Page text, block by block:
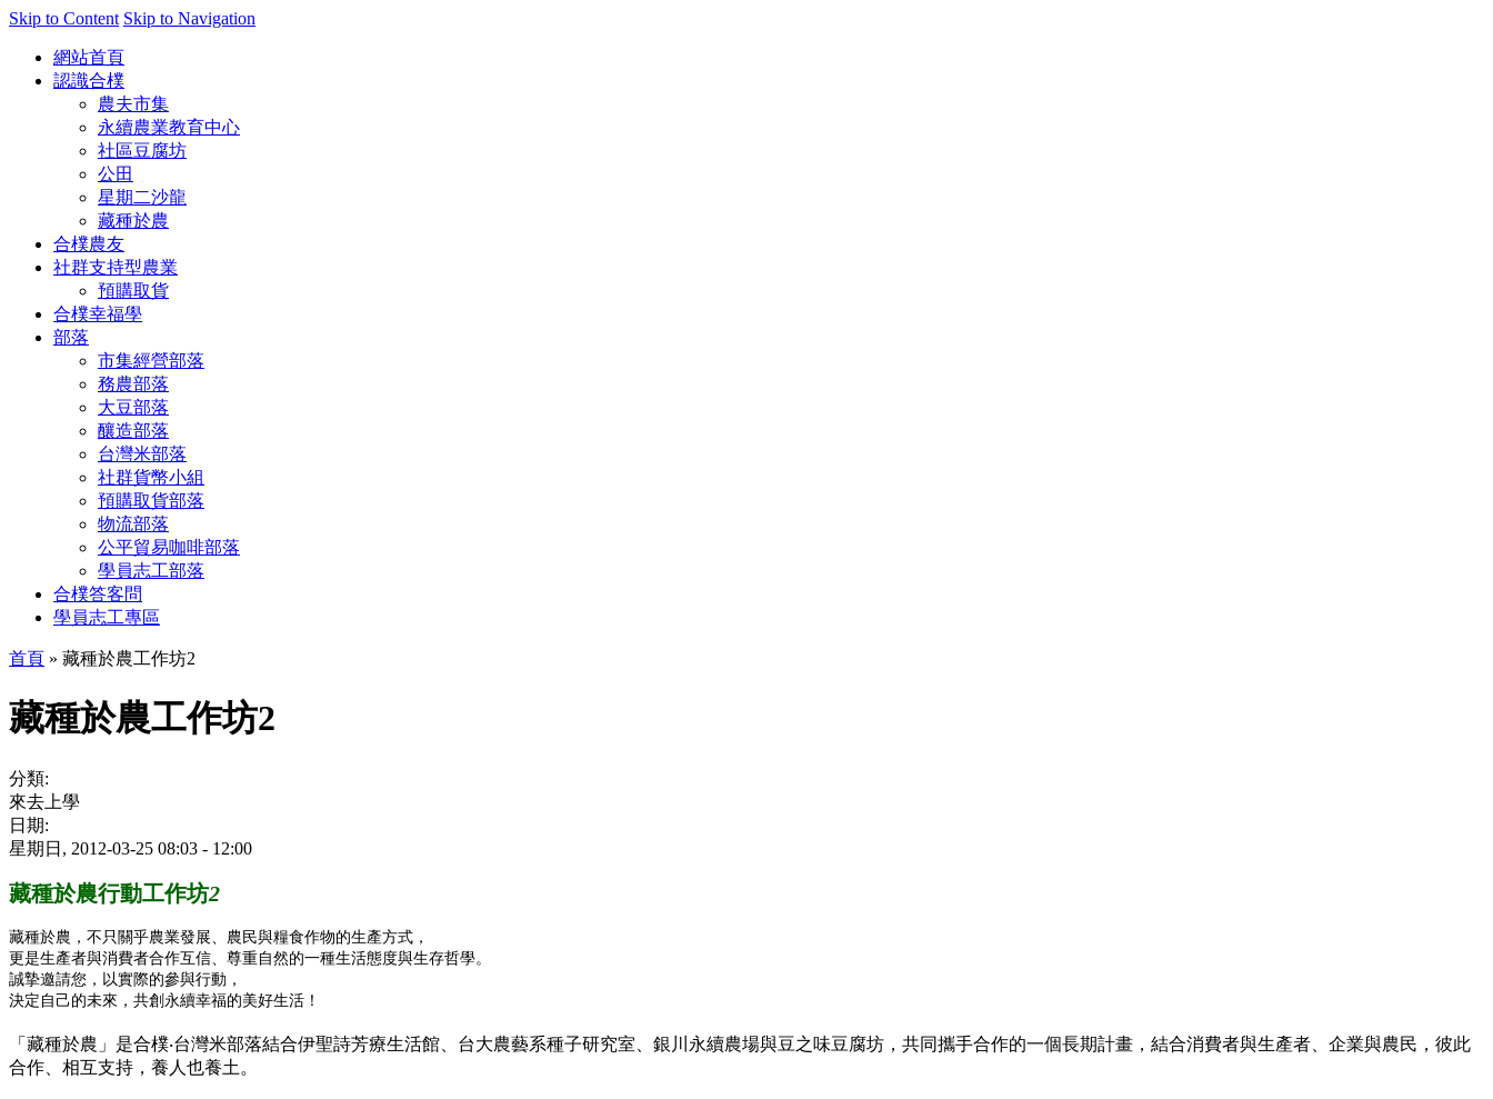
Skip to Content Skip to Navigation
網站首頁
認識合樸
農夫市集
永續農業教育中心
社區豆腐坊
公田
星期二沙龍
藏種於農
合樸農友
社群支持型農業
預購取貨
合樸幸福學
部落
市集經營部落
務農部落
大豆部落
釀造部落
台灣米部落
社群貨幣小組
預購取貨部落
物流部落
公平貿易咖啡部落
學員志工部落
合樸答客問
學員志工專區
首頁 » 藏種於農工作坊2
藏種於農工作坊2
分類:
來去上學
日期:
星期日, 2012-03-25 08:03 - 12:00
藏種於農行動工作坊2
藏種於農，不只關乎農業發展、農民與糧食作物的生產方式，
更是生產者與消費者合作互信、尊重自然的一種生活態度與生存哲學。
誠摯邀請您，以實際的參與行動，
決定自己的未來，共創永續幸福的美好生活！
「藏種於農」是合樸‧台灣米部落結合伊聖詩芳療生活館、台大農藝系種子研究室、銀川永續農場與豆之味豆腐坊，共同攜手合作的一個長期計畫，結合消費者與生產者、企業與農民，彼此
合作、相互支持，養人也養土。